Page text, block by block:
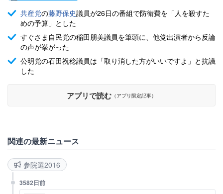
共産党の藤野保史議員が26日の番組で防衛費を「人を殺すた
めの予算」とした
すぐさま自民党の稲田朋美議員を筆頭に、他党出演者から反論
の声が挙がった
公明党の石田祝稔議員は「取り消した方がいいですよ」と抗議
した
アプリで読む （アプリ限定記事）
関連の最新ニュース
参院選2016
3582日前